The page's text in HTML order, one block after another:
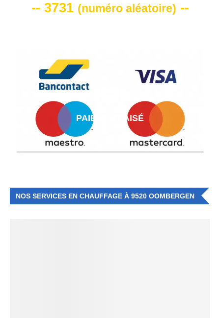
-- 3731 (numéro aléatoire) --
PAIEMENT AISÉ
NOS SERVICES EN CHAUFFAGE À 9520 OOMBERGEN